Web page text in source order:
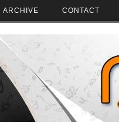
CONTACT
ARCHIVE